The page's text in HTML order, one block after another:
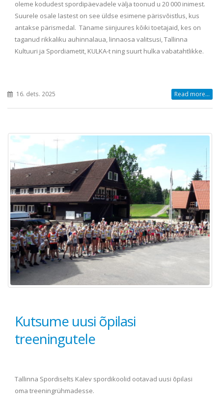
oleme kodudest spordipäevadele välja toonud u 20 000 inimest.
Suurele osale lastest on see üldse esimene pärisvõistlus, kus
antakse pärismedal. Täname siinjuures kõiki toetajaid, kes on
taganud rikkaliku auhinnalaua, linnaosa valitsusi, Tallinna
Kultuuri ja Spordiametit, KULKA-t ning suurt hulka vabatahtlikke.
16. dets. 2025 Read more...
Kutsume uusi õpilasi
treeningutele
Tallinna Spordiselts Kalev spordikoolid ootavad uusi õpilasi
oma treeningrühmadesse.